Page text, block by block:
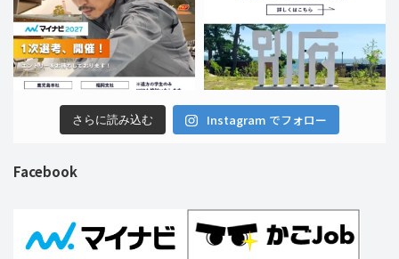
さらに読み込む Instagram でフォロー
Facebook